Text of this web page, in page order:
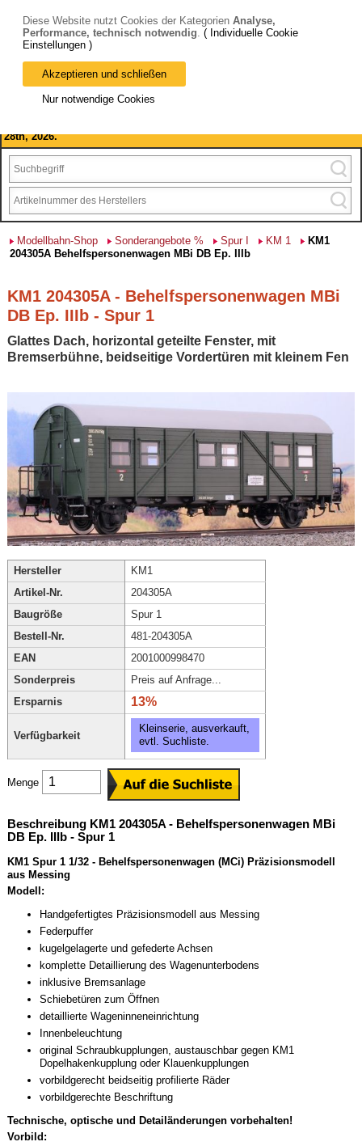
Bitte beachten Sie: wir machen Betriebsferien, vom 03. bis 28.
August 2026 haben wir geschlossen.
28th, 2026.
Modellbahn-Shop Sonderangebote % Spur I KM 1
KM1
204305A Behelfspersonenwagen MBi DB Ep. IIIb
KM1 204305A - Behelfspersonenwagen MBi
DB Ep. IIIb - Spur 1
Glattes Dach, horizontal geteilte Fenster, mit
Bremserbühne, beidseitige Vordertüren mit kleinem Fen
Hersteller
KM1
Artikel-Nr.
204305A
Baugröße
Spur 1
Bestell-Nr.
481-204305A
EAN
2001000998470
Sonderpreis
Preis auf Anfrage...
Ersparnis
13%
Verfügbarkeit
Kleinserie, ausverkauft,
evtl. Suchliste.
Menge
Beschreibung KM1 204305A - Behelfspersonenwagen MBi
DB Ep. IIIb - Spur 1
KM1 Spur 1 1/32 - Behelfspersonenwagen (MCi) Präzisionsmodell
aus Messing
Modell:
Handgefertigtes Präzisionsmodell aus Messing
Federpuffer
kugelgelagerte und gefederte Achsen
komplette Detaillierung des Wagenunterbodens
inklusive Bremsanlage
Schiebetüren zum Öffnen
detaillierte Wageninneneinrichtung
Innenbeleuchtung
original Schraubkupplungen, austauschbar gegen KM1
Dopelhakenkupplung oder Klauenkupplungen
vorbildgerecht beidseitig profilierte Räder
vorbildgerechte Beschriftung
Technische, optische und Detailänderungen vorbehalten!
Vorbild:
Diese Website nutzt Cookies der Kategorien Analyse,
Performance, technisch notwendig. ( Individuelle Cookie
Einstellungen )
Akzeptieren und schließen
Nur notwendige Cookies